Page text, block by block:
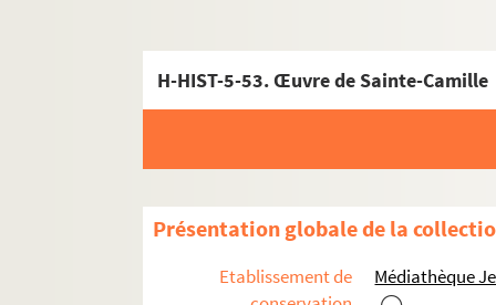
H-HIST-5-53. Œuvre de Sainte-Camille
Présentation globale de la
Etablissement de
Médiathèque